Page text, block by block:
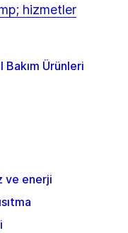
hizmetler
Bakım Ürünleri
ve enerji